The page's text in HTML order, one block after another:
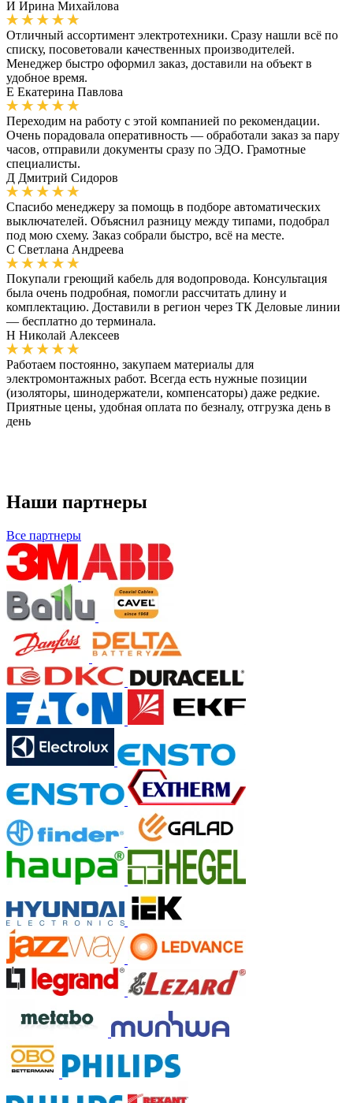
И Ирина Михайлова
Отличный ассортимент электротехники. Сразу нашли всё по
списку, посоветовали качественных производителей.
Менеджер быстро оформил заказ, доставили на объект в
удобное время.
Е Екатерина Павлова
Переходим на работу с этой компанией по рекомендации.
Очень порадовала оперативность — обработали заказ за пару
часов, отправили документы сразу по ЭДО. Грамотные
специалисты.
Д Дмитрий Сидоров
Спасибо менеджеру за помощь в подборе автоматических
выключателей. Объяснил разницу между типами, подобрал
под мою схему. Заказ собрали быстро, всё на месте.
С Светлана Андреева
Покупали греющий кабель для водопровода. Консультация
была очень подробная, помогли рассчитать длину и
комплектацию. Доставили в регион через ТК Деловые линии
— бесплатно до терминала.
Н Николай Алексеев
Работаем постоянно, закупаем материалы для
электромонтажных работ. Всегда есть нужные позиции
(изоляторы, шинодержатели, компенсаторы) даже редкие.
Приятные цены, удобная оплата по безналу, отгрузка день в
день
Наши партнеры
Все партнеры